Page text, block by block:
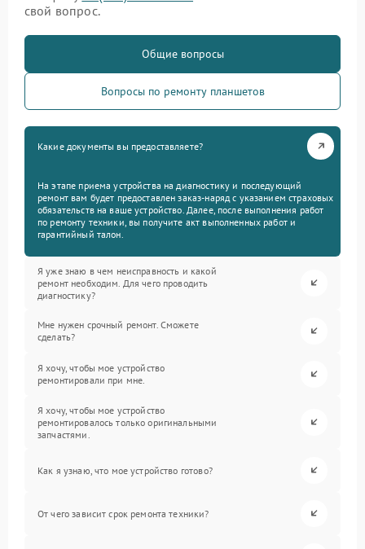
свой вопрос.
Общие вопросы
Вопросы по ремонту планшетов
Какие документы вы предоставляете?
На этапе приема устройства на диагностику и последующий
ремонт вам будет предоставлен заказ-наряд с указанием страховых
обязательств на ваше устройство. Далее, после выполнения работ
по ремонту техники, вы получите акт выполненных работ и
гарантийный талон.
Я уже знаю в чем неисправность и какой
ремонт необходим. Для чего проводить
диагностику?
Мне нужен срочный ремонт. Сможете
сделать?
Я хочу, чтобы мое устройство
ремонтировали при мне.
Я хочу, чтобы мое устройство
ремонтировалось только оригинальными
запчастями.
Как я узнаю, что мое устройство готово?
От чего зависит срок ремонта техники?